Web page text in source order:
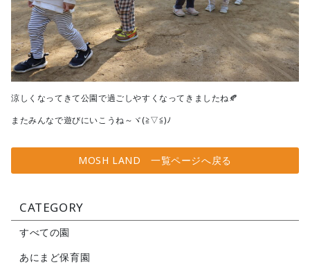
涼しくなってきて公園で過ごしやすくなってきましたね🍂
またみんなで遊びにいこうね～ヾ(≧▽≦)ﾉ
MOSH LAND 一覧ページへ戻る
CATEGORY
すべての園
あにまど保育園